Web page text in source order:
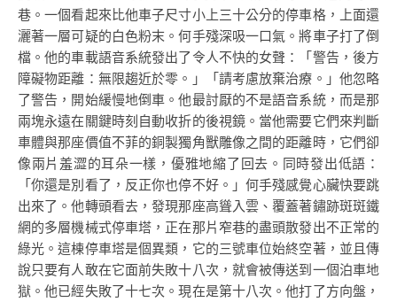
巷。一個看起來比他車子尺寸小上三十公分的停車格，上面還
灑著一層可疑的白色粉末。何手殘深吸一口氣。將車子打了倒
檔。他的車載語音系統發出了令人不快的女聲：「警告，後方
障礙物距離：無限趨近於零。」「請考慮放棄治療。」他忽略
了警告，開始緩慢地倒車。他最討厭的不是語音系統，而是那
兩塊永遠在關鍵時刻自動收折的後視鏡。當他需要它們來判斷
車體與那座價值不菲的銅製獨角獸雕像之間的距離時，它們卻
像兩片羞澀的耳朵一樣，優雅地縮了回去。同時發出低語：
「你還是別看了，反正你也停不好。」何手殘感覺心臟快要跳
出來了。他轉頭看去，發現那座高聳入雲、覆蓋著鏽跡斑斑鐵
網的多層機械式停車塔，正在那片窄巷的盡頭散發出不正常的
綠光。這棟停車塔是個異類，它的三號車位始終空著，並且傳
說只要有人敢在它面前失敗十八次，就會被傳送到一個泊車地
獄。他已經失敗了十七次。現在是第十八次。他打了方向盤，